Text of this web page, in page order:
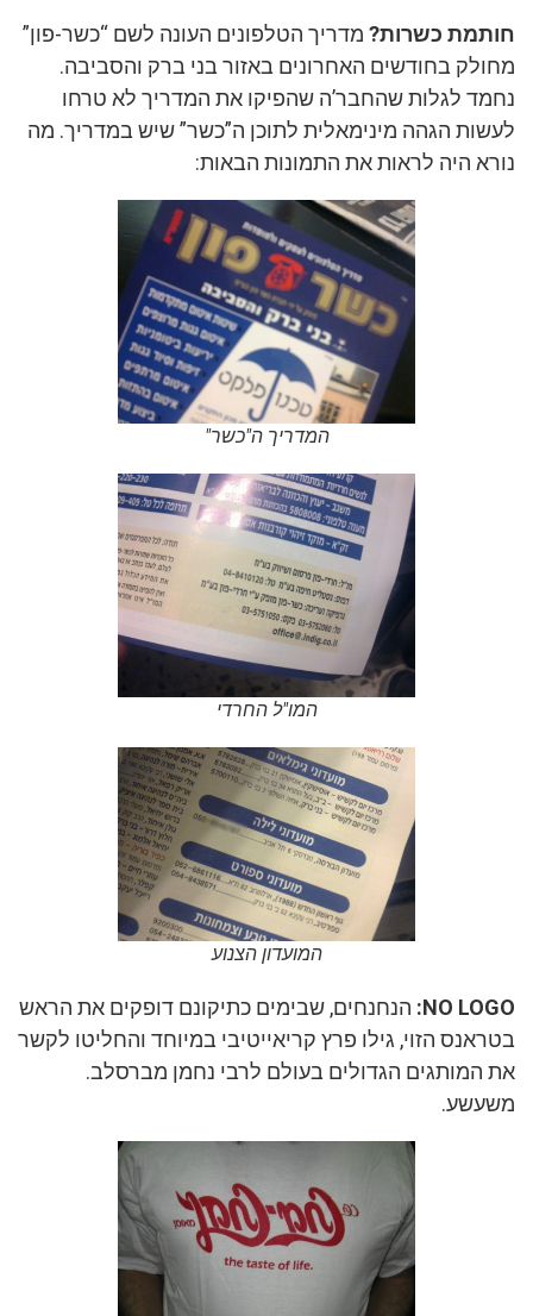
חותמת כשרות? מדריך הטלפונים העונה לשם “כשר-פון”
מחולק בחודשים האחרונים באזור בני ברק והסביבה.
נחמד לגלות שהחבר’ה שהפיקו את המדריך לא טרחו
לעשות הגהה מינימאלית לתוכן ה”כשר” שיש במדריך. מה
נורא היה לראות את התמונות הבאות:
המדריך ה"כשר"
המו"ל החרדי
המועדון הצנוע
NO LOGO: הנחנחים, שבימים כתיקונם דופקים את הראש
בטראנס הזוי, גילו פרץ קריאייטיבי במיוחד והחליטו לקשר
את המותגים הגדולים בעולם לרבי נחמן מברסלב.
משעשע.